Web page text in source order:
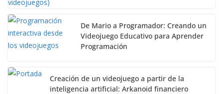
De Mario a Programador: Creando un
Videojuego Educativo para Aprender
Programación
Creación de un videojuego a partir de la
inteligencia artificial: Arkanoid financiero